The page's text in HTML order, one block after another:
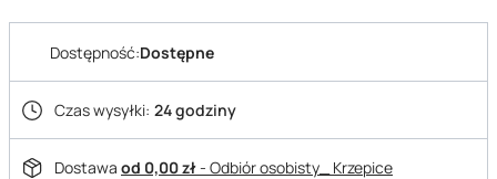
Dostępność:Dostępne
Czas wysyłki: 24 godziny
Dostawa od 0,00 zł- Odbiór osobisty_ Krzepice